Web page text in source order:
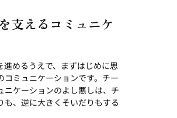
支えるコミュニケ
進めるうえで、まずはじめに思
コミュニケーションです。チー
ニケーションのよし悪しは、チ
も、逆に大きくそいだりもする